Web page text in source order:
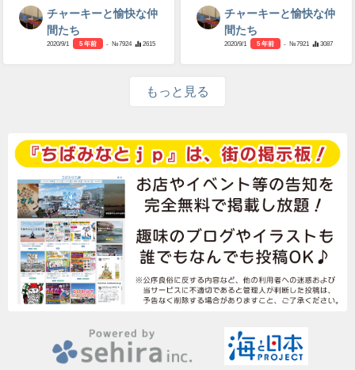
チャーキーと愉快な仲
間たち
2020/9/1 5 年前 - №7924 2615
チャーキーと愉快な仲
間たち
2020/9/1 5 年前 - №7921 3087
もっと見る